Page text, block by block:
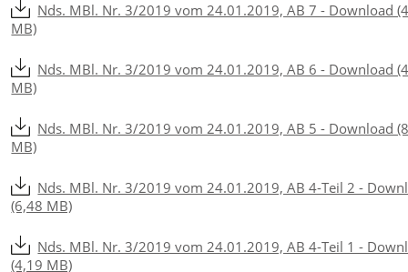
Nds. MBl. Nr. 3/2019 vom 24.01.2019, AB 7 - Download
MB)
Nds. MBl. Nr. 3/2019 vom 24.01.2019, AB 6 - Download
MB)
Nds. MBl. Nr. 3/2019 vom 24.01.2019, AB 5 - Download
MB)
Nds. MBl. Nr. 3/2019 vom 24.01.2019, AB 4-Teil 2 -
(6,48 MB)
Nds. MBl. Nr. 3/2019 vom 24.01.2019, AB 4-Teil 1 -
(4,19 MB)